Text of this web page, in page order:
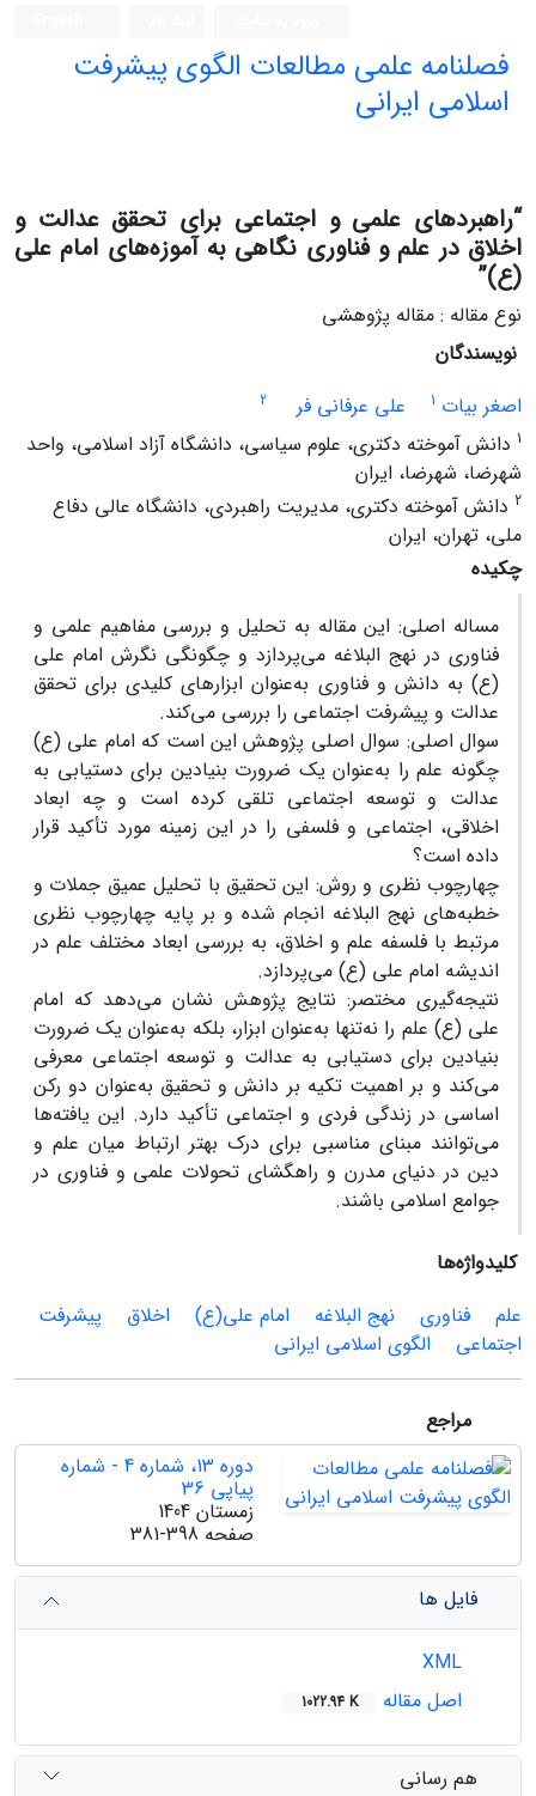
فصلنامه علمی مطالعات الگوی پیشرفت
اسلامی ایرانی
“راهبردهای علمی و اجتماعی برای تحقق عدالت و
اخلاق در علم و فناوری نگاهی به آموزه‌های امام علی
(ع)”
نوع مقاله : مقاله پژوهشی
نویسندگان
اصغر بیات 1 علی عرفانی فر
2
1 دانش آموخته دکتری، علوم سیاسی، دانشگاه آزاد اسلامی، واحد
شهرضا، شهرضا، ایران
2 دانش آموخته دکتری، مدیریت راهبردی، دانشگاه عالی دفاع
ملی، تهران، ایران
چکیده
مساله اصلی: این مقاله به تحلیل و بررسی مفاهیم علمی و
فناوری در نهج البلاغه می‌پردازد و چگونگی نگرش امام علی
(ع) به دانش و فناوری به‌عنوان ابزارهای کلیدی برای تحقق
عدالت و پیشرفت اجتماعی را بررسی می‌کند.
سوال اصلی: سوال اصلی پژوهش این است که امام علی (ع)
چگونه علم را به‌عنوان یک ضرورت بنیادین برای دستیابی به
عدالت و توسعه اجتماعی تلقی کرده است و چه ابعاد
اخلاقی، اجتماعی و فلسفی را در این زمینه مورد تأکید قرار
داده است؟
چهارچوب نظری و روش: این تحقیق با تحلیل عمیق جملات و
خطبه‌های نهج البلاغه انجام شده و بر پایه چهارچوب نظری
مرتبط با فلسفه علم و اخلاق، به بررسی ابعاد مختلف علم در
اندیشه امام علی (ع) می‌پردازد.
نتیجه‌گیری مختصر: نتایج پژوهش نشان می‌دهد که امام
علی (ع) علم را نه‌تنها به‌عنوان ابزار، بلکه به‌عنوان یک ضرورت
بنیادین برای دستیابی به عدالت و توسعه اجتماعی معرفی
می‌کند و بر اهمیت تکیه بر دانش و تحقیق به‌عنوان دو رکن
اساسی در زندگی فردی و اجتماعی تأکید دارد. این یافته‌ها
می‌توانند مبنای مناسبی برای درک بهتر ارتباط میان علم و
دین در دنیای مدرن و راهگشای تحولات علمی و فناوری در
جوامع اسلامی باشند.
کلیدواژه‌ها
علم
فناوری نهج البلاغه امام علی(ع) اخلاق
پیشرفت
اجتماعی
الگوی اسلامی ایرانی
مراجع
دوره 13، شماره 4 - شماره
پیاپی 36
زمستان 1404
صفحه 381-398
فایل ها
اصل مقاله
1022.94 K
هم رسانی